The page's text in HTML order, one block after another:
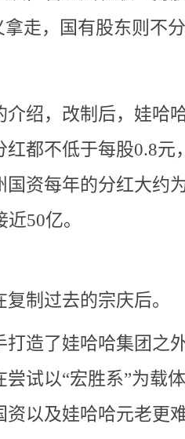
拿走，国有股东则不
介绍，改制后，娃哈
红都不低于每股0.8元
国资每年的分红大约
50亿。
制过去的宗庆后。
打造了娃哈哈集团之
试以“宏胜系”为载
资以及娃哈哈元老更